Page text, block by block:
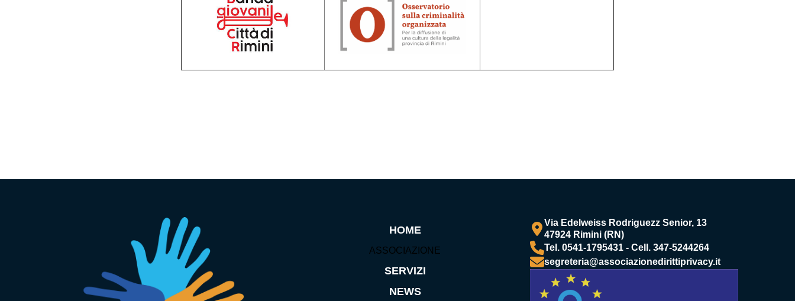
HOME
ASSOCIAZIONE
SERVIZI
NEWS
Via Edelweiss Rodriguezz Senior, 13
47924 Rimini (RN)
Tel. 0541-1795431 - Cell. 347-5244264
segreteria@associazionedirittiprivacy.it